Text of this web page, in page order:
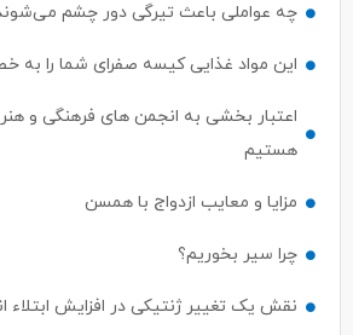
چه عواملی باعث تیرگی دور چشم
این مواد غذایی کیسه صفرای شما را به
اعتبار بخشی به انجمن های فرهنگی و
هستیم
مزایا و معایب ازدواج با همسن
چرا سیر بخوریم؟
نقش یک تغییر ژنتیکی در افزایش ابتلاء